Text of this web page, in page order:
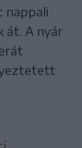
nappali
át. A nyár